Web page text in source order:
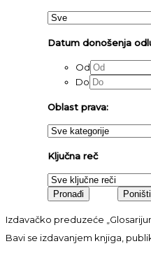
Datum donošenja
Od
Do
Oblast prava:
Ključna reč
Izdavačko preduzeće
Bavi se izdavanjem knjiga,